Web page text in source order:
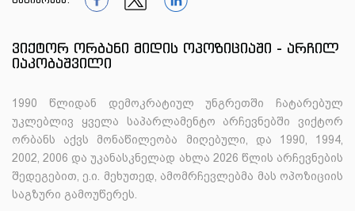
ვიქტორ ორბანი მიდის ოპოზიციაში - არჩილ
იაკობაშვილი
1990 წლიდან დემოკრატიულ უნგრეთში ჩატარებულ
უკლებლივ ყველა საპარლამენტო არჩევნებში ვიქტორ
ორბანს აქვს მონაწილეობა მიღებული, და 1990, 1994,
2002, 2006 და უკანასკნელად ახლა 2026 წლის არჩევნების
შედეგებით, ე.ი. მეხუთედ, ამომრჩევლებმა მას ოპოზიციის
საგზური გამოუწერეს.